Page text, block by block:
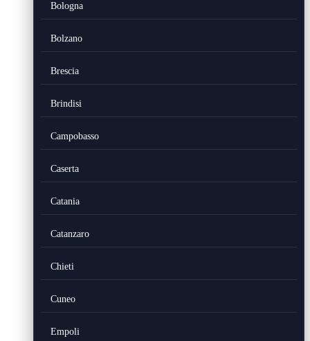
Bologna
Bolzano
Brescia
Brindisi
Campobasso
Caserta
Catania
Catanzaro
Chieti
Cuneo
Empoli